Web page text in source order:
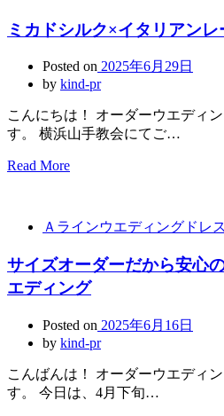
ミカドシルク×イタリアン
Posted on 2025年6月29日
by kind-pr
こんにちは！ オーダーウエディ
す。 横浜山手教会にてご…
Read More
Ａラインウエディングドレス
サイズオーダーだから安心
エディング
Posted on 2025年6月16日
by kind-pr
こんばんは！ オーダーウエディ
す。 今日は、4月下旬…